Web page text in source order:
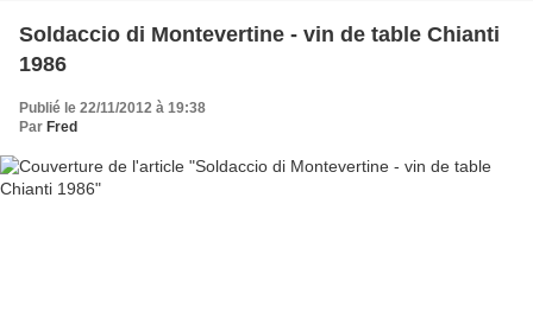
Soldaccio di Montevertine - vin de table Chianti
1986
Publié le 22/11/2012 à 19:38
Par Fred